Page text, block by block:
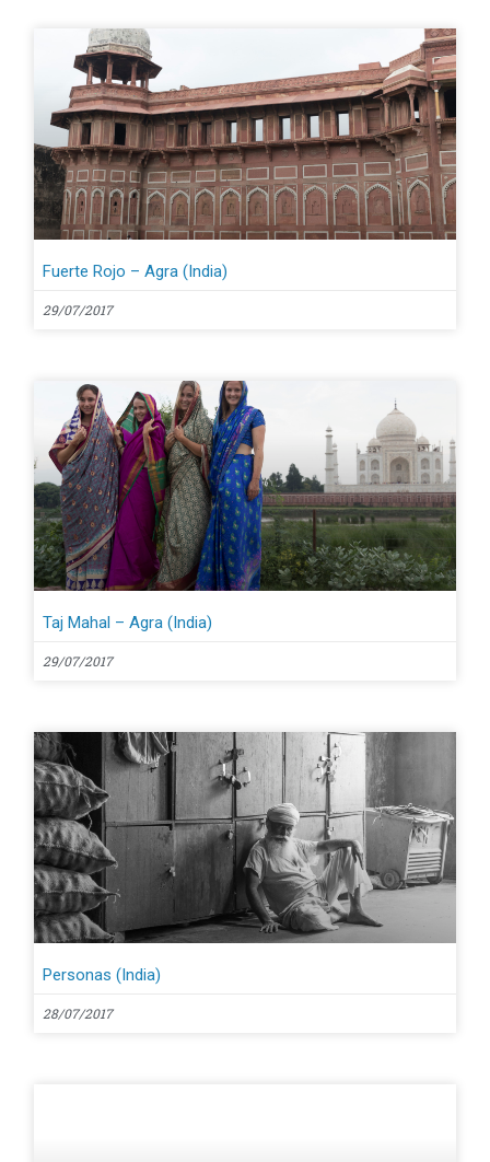
Fuerte Rojo – Agra (India)
29/07/2017
Taj Mahal – Agra (India)
29/07/2017
Personas (India)
28/07/2017